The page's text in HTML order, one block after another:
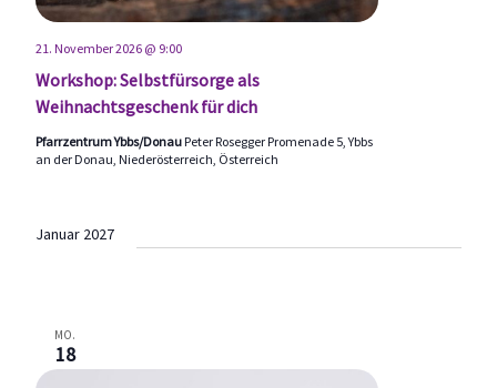
Workshop: Selbstfürsorge als
Weihnachtsgeschenk für dich
21. November 2026 @ 9:00
Pfarrzentrum Ybbs/Donau Peter Rosegger Promenade 5, Ybbs
an der Donau, Niederösterreich, Österreich
Januar 2027
MO.
18